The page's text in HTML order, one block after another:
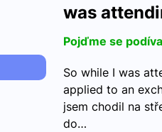
was
Pojďme se
So while I was
applied to an
jsem chodil na
do…